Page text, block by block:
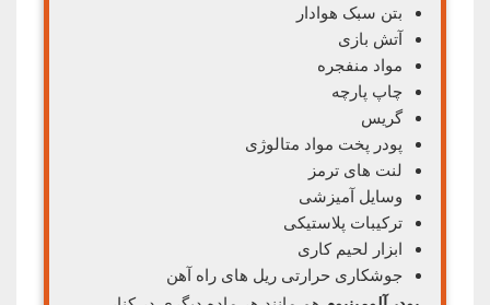
بتن سبک هوادار
آتش بازی
مواد منفجره
چاپ پارچه
گریس
پودر پخت مواد متالوژی
لنت های ترمز
وسایل آمیزشی
ترکیبات پلاستیکی
ابزار لحیم کاری
جوشکاری حرارتی ریل های راه آهن